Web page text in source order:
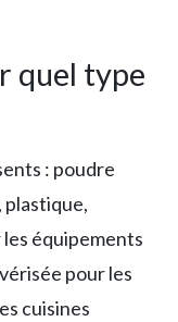
quel type
: poudre
plastique,
équipements
pour les
cuisines